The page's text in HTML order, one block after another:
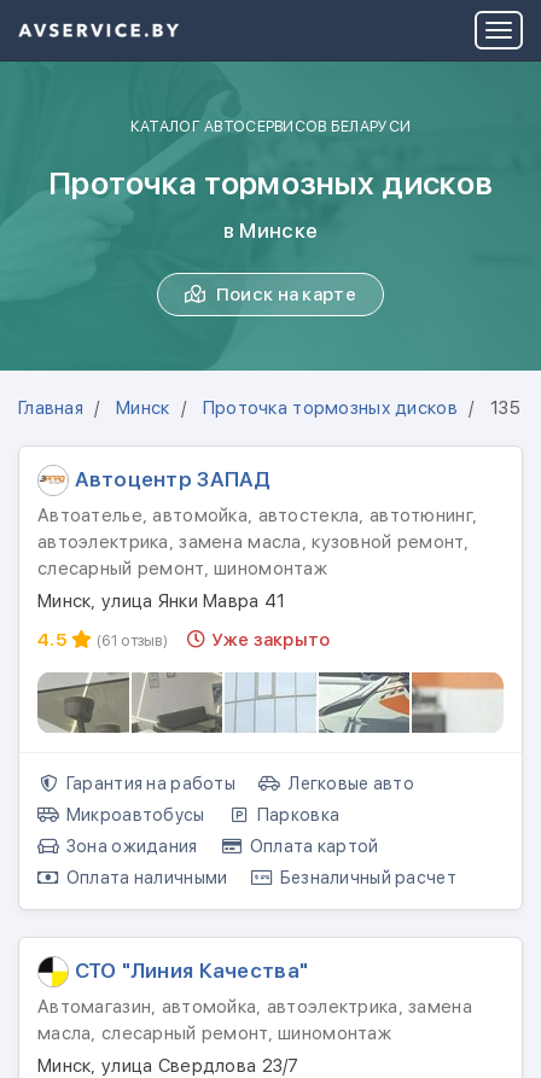
КАТАЛОГ АВТОСЕРВИСОВ БЕЛАРУСИ
Проточка тормозных дисков
в Минске
Поиск на карте
Главная Минск Проточка тормозных дисков 135
Автоцентр ЗАПАД
Автоателье, автомойка, автостекла, автотюнинг,
автоэлектрика, замена масла, кузовной ремонт,
слесарный ремонт, шиномонтаж
Минск, улица Янки Мавра 41
4.5
(61 отзыв) Уже закрыто
Гарантия на работы
Легковые авто
Микроавтобусы
Парковка
Зона ожидания
Оплата картой
Оплата наличными
Безналичный расчет
СТО "Линия Качества"
Автомагазин, автомойка, автоэлектрика, замена
масла, слесарный ремонт, шиномонтаж
Минск, улица Свердлова 23/7